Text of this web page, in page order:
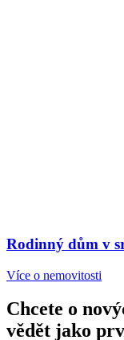
Rodinný dům v
Více o nemovitosti
Chcete o
vědět jako